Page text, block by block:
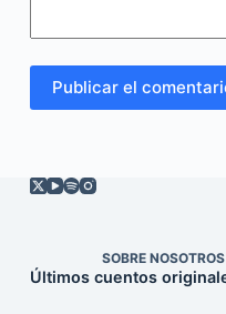
Publicar el
SOBRE NOSOTROS
Últimos cuentos